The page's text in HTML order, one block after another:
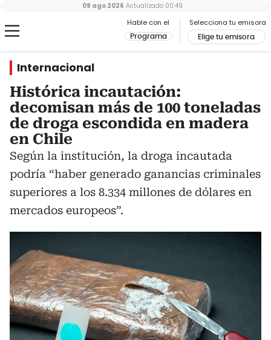
Hable con el
Programa
Selecciona tu emisora
Elige tu emisora
09 ago 2026 Actualizado 00:49
Internacional
Histórica incautación:
decomisan más de 100 toneladas
de droga escondida en madera
en Chile
Según la institución, la droga incautada
podría “haber generado ganancias criminales
superiores a los 8.334 millones de dólares en
mercados europeos”.